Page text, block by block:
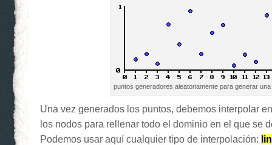
puntos generadores aleatoriamente para generar una
Una vez generados los puntos, debemos interpolar
los nodos para rellenar todo el dominio en el que se
Podemos usar aquí cualquier tipo de interpolación: